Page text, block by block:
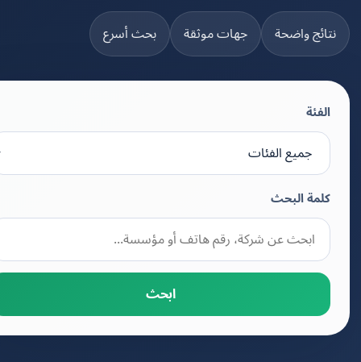
واضحة جهات موثقة بحث أسرع
كلمة البحث
ابحث